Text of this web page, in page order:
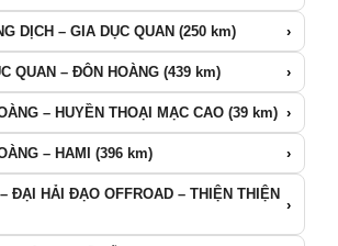
DỊCH – GIA DỤC QUAN (250 km) ›
QUAN – ĐÔN HOÀNG (439 km) ›
– HUYỀN THOẠI MẠC CAO (39 km) ›
– HAMI (396 km) ›
ĐẠI HẢI ĐẠO OFFROAD – THIỆN THIỆN
›